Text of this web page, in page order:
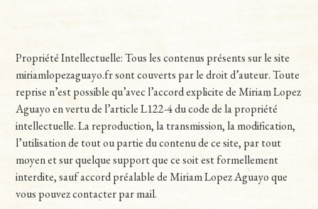
Propriété Intellectuelle: Tous les contenus présents sur le site
miriamlopezaguayo.fr sont couverts par le droit d’auteur. Toute
reprise n’est possible qu’avec l’accord explicite de Miriam Lopez
Aguayo en vertu de l’article L122-4 du code de la propriété
intellectuelle. La reproduction, la transmission, la modification,
l’utilisation de tout ou partie du contenu de ce site, par tout
moyen et sur quelque support que ce soit est formellement
interdite, sauf accord préalable de Miriam Lopez Aguayo que
vous pouvez contacter par mail.